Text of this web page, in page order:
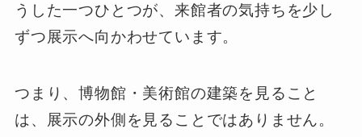
うした一つひとつが、来館者の気持ちを少し
ずつ展示へ向かわせています。
つまり、博物館・美術館の建築を見ること
は、展示の外側を見ることではありません。